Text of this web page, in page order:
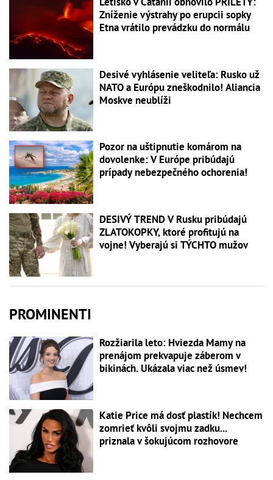
Zníženie výstrahy po erupcii sopky
Etna vrátilo prevádzku do normálu
Desivé vyhlásenie veliteľa: Rusko už
NATO a Európu zneškodnilo! Aliancia
Moskve neublíži
Pozor na uštipnutie komárom na
dovolenke: V Európe pribúdajú
prípady nebezpečného ochorenia!
DESIVÝ TREND V Rusku pribúdajú
ZLATOKOPKY, ktoré profitujú na
vojne! Vyberajú si TÝCHTO mužov
PROMINENTI
Rozžiarila leto: Hviezda Mamy na
prenájom prekvapuje záberom v
bikinách. Ukázala viac než úsmev!
Katie Price má dosť plastík! Nechcem
zomrieť kvôli svojmu zadku...
priznala v šokujúcom rozhovore